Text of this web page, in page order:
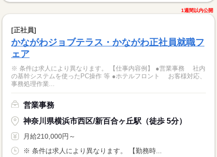
1週間以内公開
[正社員]
かながわジョブテラス・かながわ正社員就職フ
ェア
※ 条件は求人により異なります。 【仕事内容例】 ●営業事務 社内
の基幹システムを使ったPC操作 等 ●ホテルフロント お客様対応、
事務処理作業...
営業事務
神奈川県横浜市西区/新百合ヶ丘駅（徒歩 5分）
月給210,000円～
※ 条件は求人により異なります。 【勤務時...